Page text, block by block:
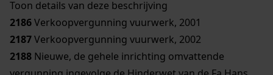
Toon details van deze beschrijving
2186Verkoopvergunning vuurwerk, 2001
2187Verkoopvergunning vuurwerk, 2002
2188 Nieuwe, de gehele inrichting omvattende